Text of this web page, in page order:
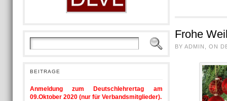
BEITRAGE
Anmeldung zum Deutschlehrertag am
09.Oktober 2020 (nur für Verbandsmitglieder).
Frohe
BY ADMIN, ON